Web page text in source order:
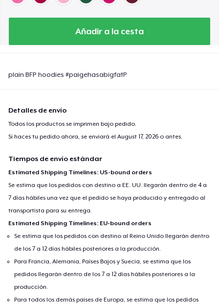
Añadir a la cesta
plain BFP hoodies #paigehasabigfatP
Detalles de envío
Todos los productos se imprimen bajo pedido.
Si haces tu pedido ahora, se enviará elAugust 17, 2026 o antes.
Tiempos de envío estándar
Estimated Shipping Timelines: US-bound orders
Se estima que los pedidos con destino a EE. UU. llegarán dentro de 4 a
7 días hábiles una vez que el pedido se haya producido y entregado al
transportista para su entrega.
Estimated Shipping Timelines: EU-bound orders
Se estima que los pedidos con destino al Reino Unido llegarán dentro
de los 7 a 12 días hábiles posteriores a la producción.
Para Francia, Alemania, Países Bajos y Suecia, se estima que los
pedidos llegarán dentro de los 7 a 12 días hábiles posteriores a la
producción.
Para todos los demás países de Europa, se estima que los pedidos